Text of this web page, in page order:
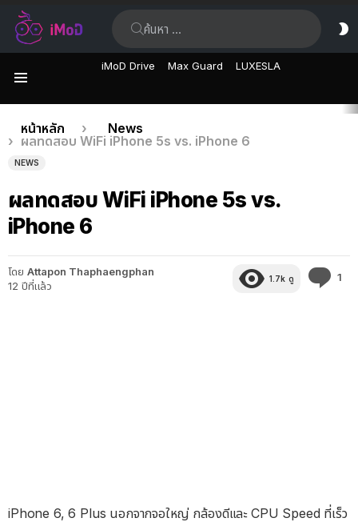
iMoD Drive Max Guard LUXESLA
เรื่อง
ล่าสุด
คุณอยู่ที่นี่:
หน้าหลัก
News
ผลทดสอบ WiFi iPhone 5s vs. iPhone 6
NEWS
ผลทดสอบ WiFi iPhone 5s vs.
iPhone 6
โดย Attapon Thaphaengphan
12 ปีที่แล้ว
1.7k ดู 1
iPhone 6, 6 Plus นอกจากจอใหญ่ กล้องดีและ CPU Speed ที่เร็ว